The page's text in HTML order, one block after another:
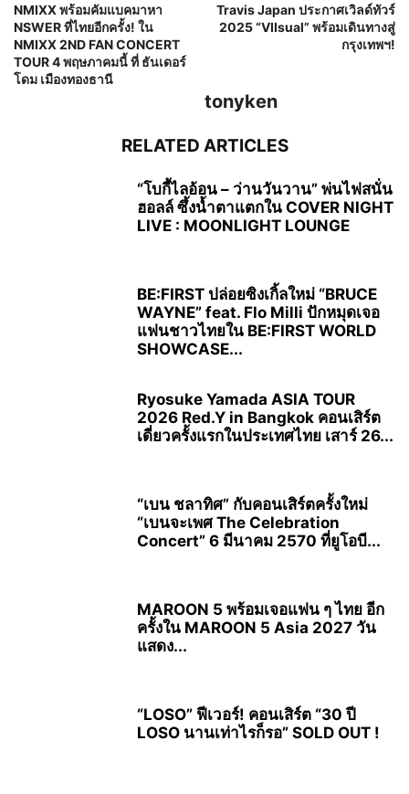
NMIXX พร้อมคัมแบคมาหา
NSWER ที่ไทยอีกครั้ง! ใน
NMIXX 2ND FAN CONCERT
TOUR 4 พฤษภาคมนี้ ที่ ธันเดอร์
โดม เมืองทองธานี
Travis Japan ประกาศเวิลด์ทัวร์
2025 “VIIsual” พร้อมเดินทางสู่
กรุงเทพฯ!
tonyken
RELATED ARTICLES
“โบกี้ไลอ้อน – ว่านวันวาน” พ่นไฟสนั่น
ฮอลล์ ซึ้งน้ำตาแตกใน COVER NIGHT
LIVE : MOONLIGHT LOUNGE
BE:FIRST ปล่อยซิงเกิ้ลใหม่ “BRUCE
WAYNE” feat. Flo Milli ปักหมุดเจอ
แฟนชาวไทยใน BE:FIRST WORLD
SHOWCASE...
Ryosuke Yamada ASIA TOUR
2026 Red.Y in Bangkok คอนเสิร์ต
เดี่ยวครั้งแรกในประเทศไทย เสาร์ 26...
“เบน ชลาทิศ” กับคอนเสิร์ตครั้งใหม่
“เบนจะเพศ The Celebration
Concert” 6 มีนาคม 2570 ที่ยูโอบี...
MAROON 5 พร้อมเจอแฟน ๆ ไทย อีก
ครั้งใน MAROON 5 Asia 2027 วัน
แสดง...
“LOSO” ฟีเวอร์! คอนเสิร์ต “30 ปี
LOSO นานเท่าไรก็รอ” SOLD OUT !